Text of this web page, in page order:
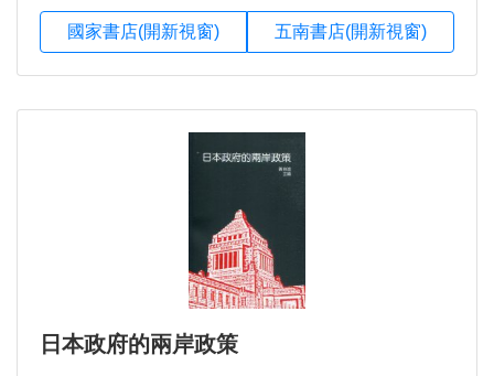
國家書店(開新視窗) 五南書店(開新視窗)
日本政府的兩岸政策